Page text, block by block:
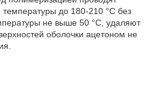
до 180-210 °С без
не выше 50 °С, удаляют
оболочки ацетоном не